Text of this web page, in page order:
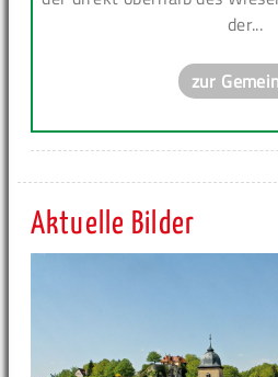
der...
zur
Aktuelle Bilder